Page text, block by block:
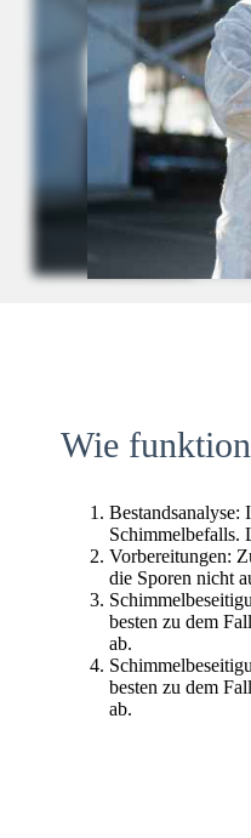
Wie
Bestandsanalyse:
Schimmelbefalls.
Vorbereitungen:
die Sporen nicht
besten zu dem
ab.
besten zu dem
ab.